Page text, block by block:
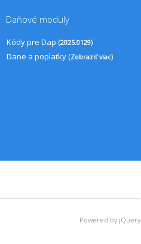
Daňové moduly
Kódy pre Dap (2025.0129)
Dane a poplatky (Zobraziť viac)
Powered by jQuery